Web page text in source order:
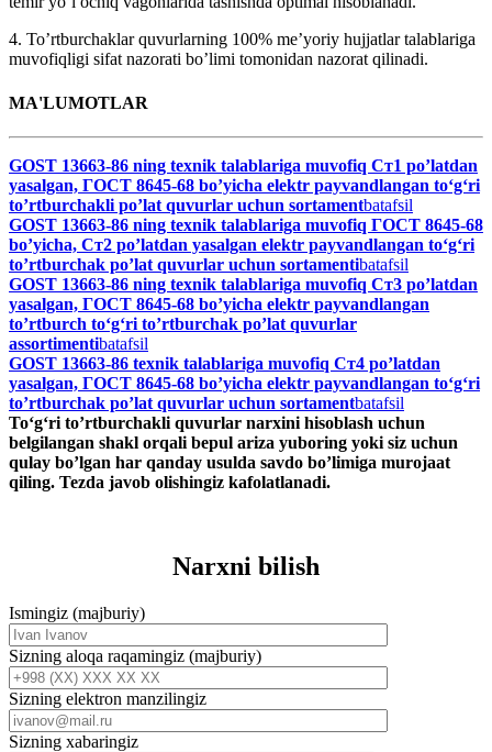
4. To’rtburchaklar quvurlarning 100% me’yoriy hujjatlar talablariga
muvofiqligi sifat nazorati bo’limi tomonidan nazorat qilinadi.
MA'LUMOTLAR
GOST 13663-86 ning texnik talablariga muvofiq Ст1 po’latdan
yasalgan, ГОСТ 8645-68 bo’yicha elektr payvandlangan to‘g‘ri
to’rtburchakli po’lat quvurlar uchun sortamentbatafsil
GOST 13663-86 ning texnik talablariga muvofiq ГОСТ 8645-68
bo’yicha, Ст2 po’latdan yasalgan elektr payvandlangan to‘g‘ri
to’rtburchak po’lat quvurlar uchun sortamentibatafsil
GOST 13663-86 ning texnik talablariga muvofiq Ст3 po’latdan
yasalgan, ГОСТ 8645-68 bo’yicha elektr payvandlangan
to’rtburch to‘g‘ri to’rtburchak po’lat quvurlar
assortimentibatafsil
GOST 13663-86 texnik talablariga muvofiq Ст4 po’latdan
yasalgan, ГОСТ 8645-68 bo’yicha elektr payvandlangan to‘g‘ri
to’rtburchak po’lat quvurlar uchun sortamentbatafsil
To‘g‘ri to’rtburchakli quvurlar narxini hisoblash uchun
belgilangan shakl orqali bepul ariza yuboring yoki siz uchun
qulay bo’lgan har qanday usulda savdo bo’limiga murojaat
qiling. Tezda javob olishingiz kafolatlanadi.
Narxni bilish
Ismingiz (majburiy)
Sizning aloqa raqamingiz (majburiy)
Sizning elektron manzilingiz
Sizning xabaringiz